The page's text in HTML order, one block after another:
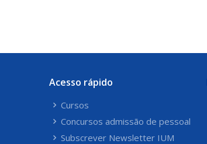
Acesso rápido
Cursos
Concursos admissão de pessoal
Subscrever Newsletter IUM